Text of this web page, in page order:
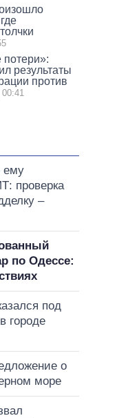
результаты
против
00:41
ему
проверка
–
по Одессе:
под
городе
о
море